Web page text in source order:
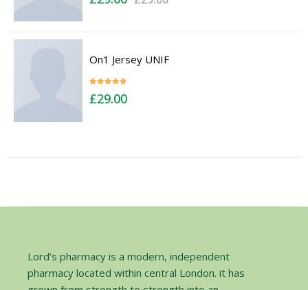
out of 5
On1 Jersey UNIF
out of 5
£29.00
Lord’s pharmacy is a modern, independent
pharmacy located within central London. it has